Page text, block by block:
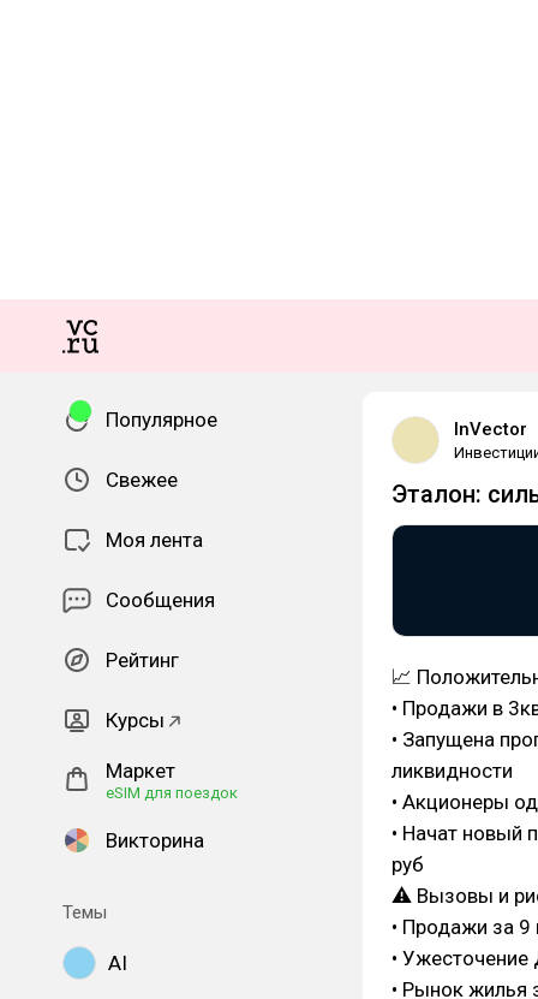
Популярное
Свежее
Моя лента
Сообщения
Рейтинг
Курсы
Маркет
eSIM для поездок
Викторина
Темы
AI
InVector
Эталон:
📈
• Продажи в
• Запущена
ликвидности
• Акционеры
• Начат новый
руб
⚠ Вызовы и
• Продажи за
• Ужесточение
• Рынок жилья